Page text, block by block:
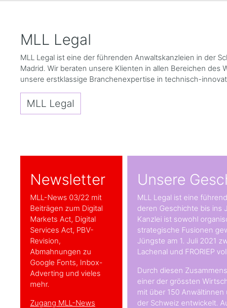
MLL Legal
MLL Legal ist eine der führenden Anwaltskanzleien in der
Madrid. Wir beraten unsere Klienten in allen Bereichen
unsere erstklassige Branchenexpertise in technisch-
MLL Legal
Newsletter
MLL-News 03/22 mit
Beiträgen zum Digital
Markets Act, Digital
Services Act, PBV-
Revision,
Abmahnungen zu
Google Fonts, Inbox-
Adverting und vieles
mehr.
Zugang MLL-News
Unsere
MLL Legal ist eine
deren Geschichte bis ins
Kanzlei ist sowohl
strategische Fusionen
Jüngste am 1. Juli 2021
Lachenal und FRORIEP
Durch diesen
einer der grössten
mit über 150
der Schweiz entwickelt.